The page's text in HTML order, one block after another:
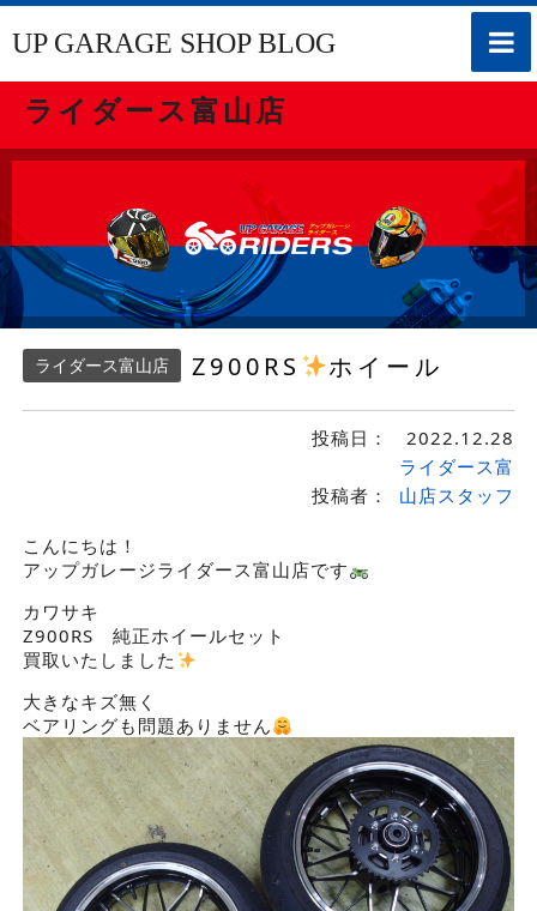
toggle
UP GARAGE SHOP BLOG
ライダース富山店
ライダース富山店 Z900RS ホイール
投稿日： 2022.12.28
投稿者：
ライダース富
山店スタッフ
こんにちは！
アップガレージライダース富山店です
カワサキ
Z900RS 純正ホイールセット
買取いたしました
大きなキズ無く
ベアリングも問題ありません